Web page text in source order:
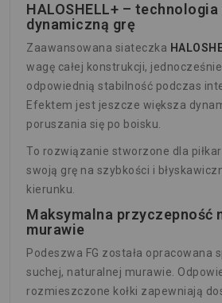
HALOSHELL+ –
dynamiczną grę
Zaawansowana siateczka
wagę całej konstrukcji,
odpowiednią stabilność podczas
Efektem jest jeszcze większa
poruszania się po boisku.
To rozwiązanie stworzone dla
swoją grę na szybkości i
kierunku.
Maksymalna przyczepność
murawie
Podeszwa FG została opracowana
suchej, naturalnej murawie.
rozmieszczone kołki zapewniają